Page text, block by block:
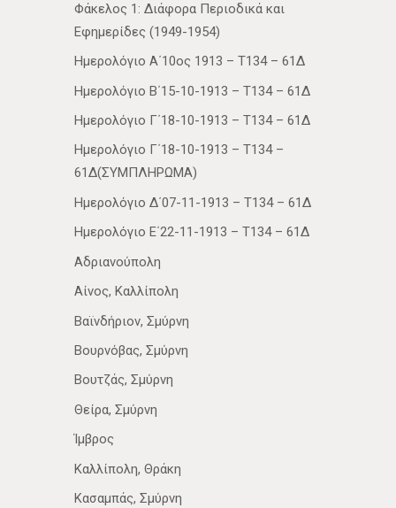
Φάκελος 1: Διάφορα Περιοδικά και
Εφημερίδες (1949-1954)
Ημερολόγιο Α΄10ος 1913 – Τ134 – 61Δ
Ημερολόγιο Β΄15-10-1913 – Τ134 – 61Δ
Ημερολόγιο Γ΄18-10-1913 – Τ134 – 61Δ
Ημερολόγιο Γ΄18-10-1913 – Τ134 –
61Δ(ΣΥΜΠΛΗΡΩΜΑ)
Ημερολόγιο Δ΄07-11-1913 – Τ134 – 61Δ
Ημερολόγιο Ε΄22-11-1913 – Τ134 – 61Δ
Αδριανούπολη
Αίνος, Καλλίπολη
Βαϊνδήριον, Σμύρνη
Βουρνόβας, Σμύρνη
Βουτζάς, Σμύρνη
Θείρα, Σμύρνη
Ίμβρος
Καλλίπολη, Θράκη
Κασαμπάς, Σμύρνη